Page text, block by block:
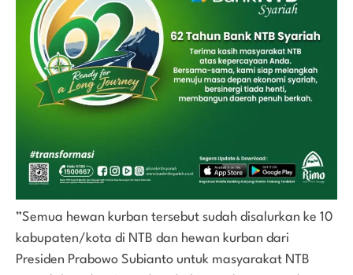
”Semua hewan kurban tersebut sudah disalurkan ke 10
kabupaten/kota di NTB dan hewan kurban dari
Presiden Prabowo Subianto untuk masyarakat NTB